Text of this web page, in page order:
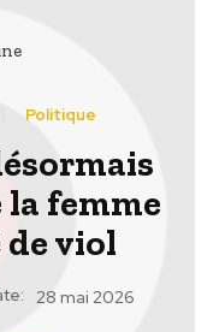
Politique
femme
de viol
28 mai 2026